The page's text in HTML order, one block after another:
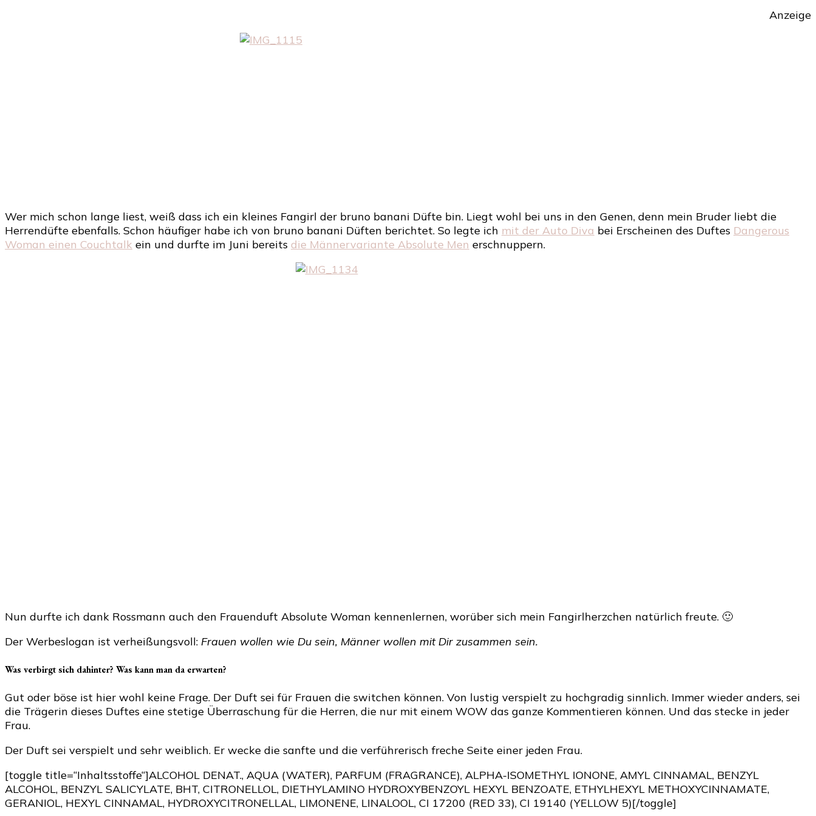
Anzeige
Wer mich schon lange liest, weiß dass ich ein kleines Fangirl der bruno banani Düfte bin. Liegt wohl bei uns in den Genen, denn mein Bruder liebt die
Herrendüfte ebenfalls. Schon häufiger habe ich von bruno banani Düften berichtet. So legte ich mit der Auto Diva bei Erscheinen des Duftes Dangerous
Woman einen Couchtalk ein und durfte im Juni bereits die Männervariante Absolute Men erschnuppern.
Nun durfte ich dank Rossmann auch den Frauenduft Absolute Woman kennenlernen, worüber sich mein Fangirlherzchen natürlich freute. 🙂
Der Werbeslogan ist verheißungsvoll: Frauen wollen wie Du sein, Männer wollen mit Dir zusammen sein.
Was verbirgt sich dahinter? Was kann man da erwarten?
Gut oder böse ist hier wohl keine Frage. Der Duft sei für Frauen die switchen können. Von lustig verspielt zu hochgradig sinnlich. Immer wieder anders, sei
die Trägerin dieses Duftes eine stetige Überraschung für die Herren, die nur mit einem WOW das ganze Kommentieren können. Und das stecke in jeder
Frau.
Der Duft sei verspielt und sehr weiblich. Er wecke die sanfte und die verführerisch freche Seite einer jeden Frau.
[toggle title=“Inhaltsstoffe“]ALCOHOL DENAT., AQUA (WATER), PARFUM (FRAGRANCE), ALPHA-ISOMETHYL IONONE, AMYL CINNAMAL, BENZYL
ALCOHOL, BENZYL SALICYLATE, BHT, CITRONELLOL, DIETHYLAMINO HYDROXYBENZOYL HEXYL BENZOATE, ETHYLHEXYL METHOXYCINNAMATE,
GERANIOL, HEXYL CINNAMAL, HYDROXYCITRONELLAL, LIMONENE, LINALOOL, CI 17200 (RED 33), CI 19140 (YELLOW 5)[/toggle]